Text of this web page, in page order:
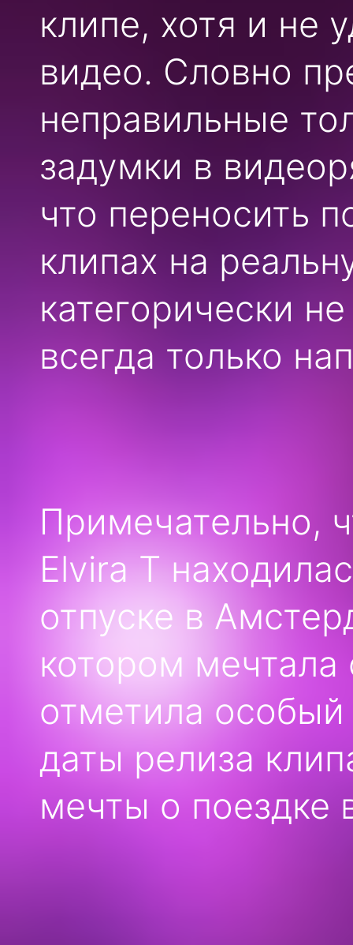
клипе, хотя и не
видео. Словно
неправильные
задумки в
что переносить
клипах на
категорически
всегда только
Примечательно,
Elvira T
отпуске в
котором
отметила
даты релиза
мечты о поездке